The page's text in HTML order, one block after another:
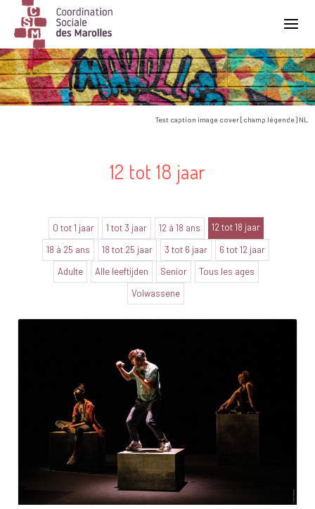
Main Navigation
Test caption image cover [champ légende] NL
12 tot 18 jaar
0 tot 1 jaar 1 tot 3 jaar 12 à 18 ans
12 tot 18 jaar
18 à 25 ans
18 tot 25 jaar 3 tot 6 jaar
6 tot 12 jaar
Adulte
Alle leeftijden Senior
Tous les ages
Volwassene